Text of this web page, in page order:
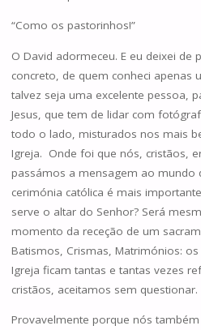
“Como os pastorinhos!”
O David adormeceu. E eu deixei de
concreto, de quem conheci apenas
talvez seja uma excelente pessoa,
Jesus, que tem de lidar com
todo o lado, misturados nos mais
Igreja. Onde foi que nós, cristãos,
passámos a mensagem ao
cerimónia católica é mais
serve o altar do Senhor? Será
momento da receção de um
Batismos, Crismas, Matrimónios:
Igreja ficam tantas e tantas vezes
cristãos, aceitamos sem questionar.
Provavelmente porque nós